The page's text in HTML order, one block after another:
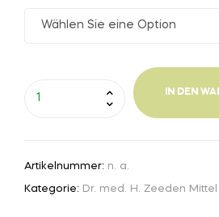
IN DEN
Artikelnummer: n. a.
Kategorie: Dr. med. H. Zeeden Mittel